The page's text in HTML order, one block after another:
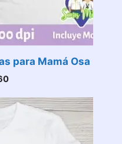
para Mamá Osa